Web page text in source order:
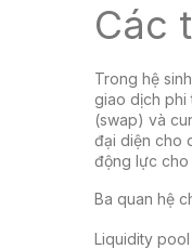
Các
Trong hệ
giao dịch phi
(swap) và
đại diện cho
động lực cho
Ba quan hệ
Liquidity pool